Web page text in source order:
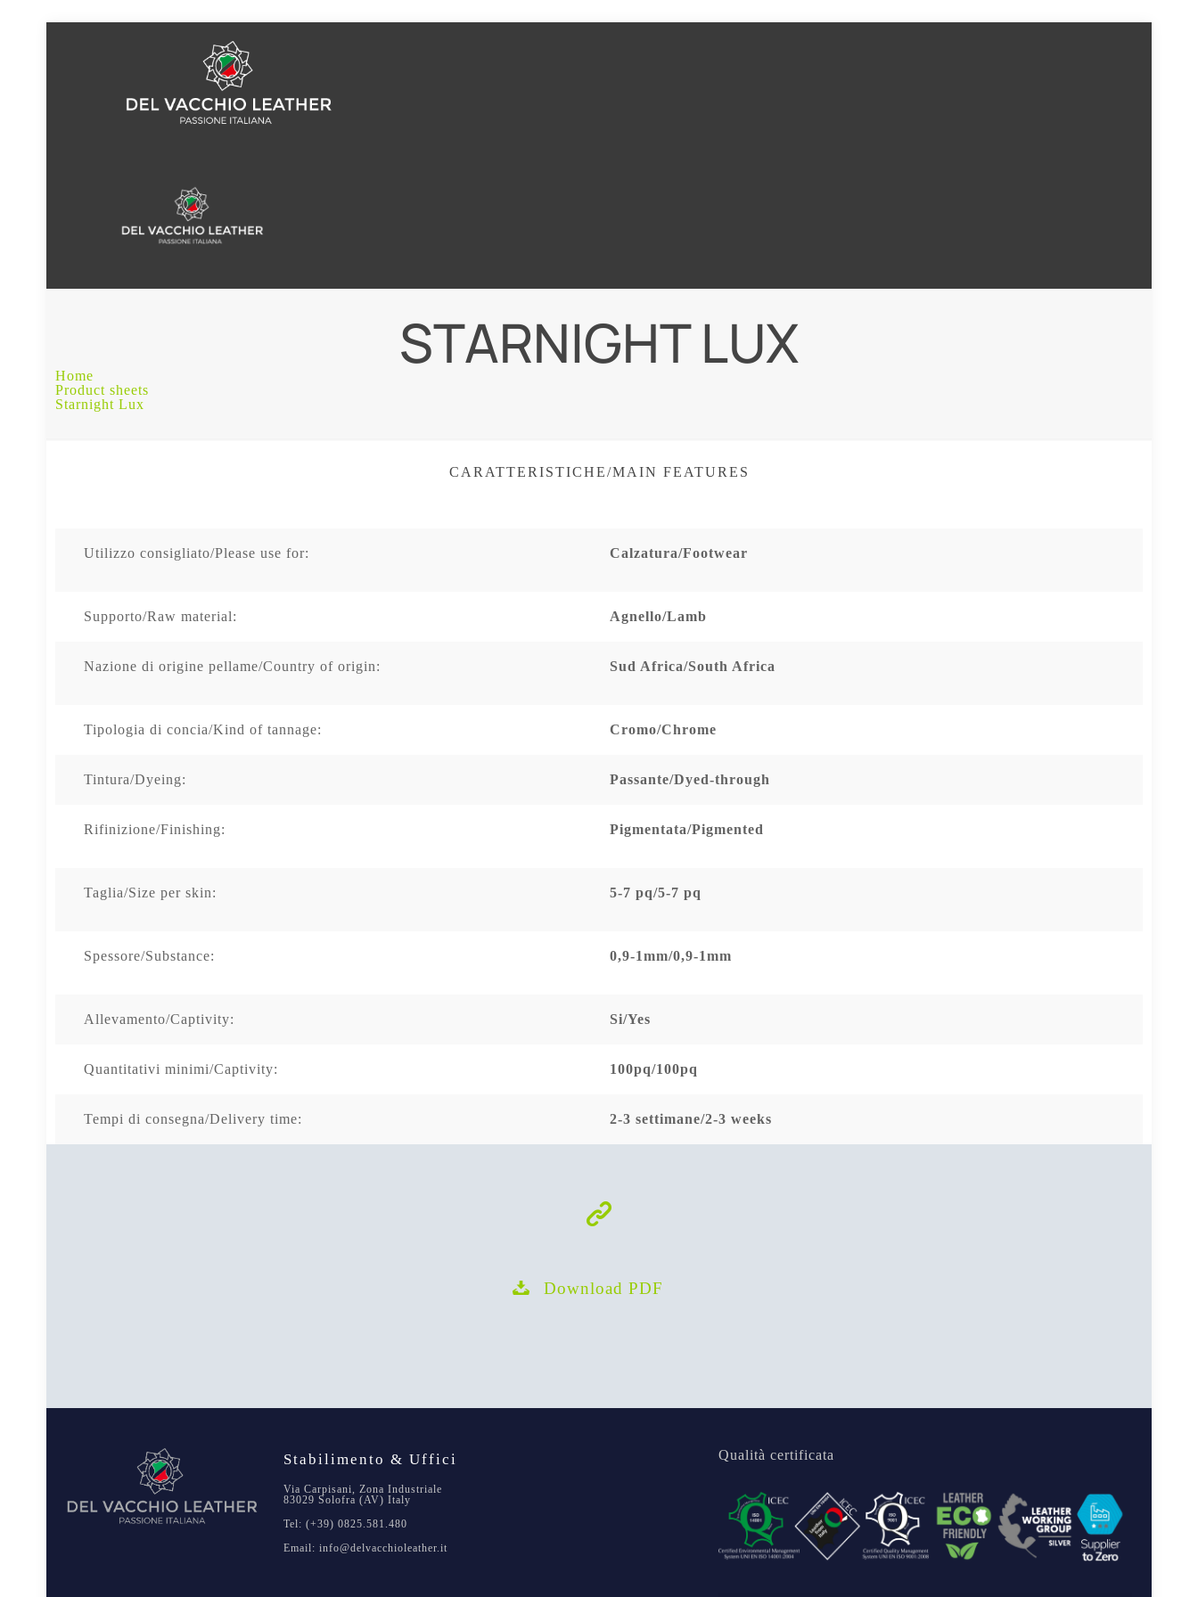
STARNIGHT LUX
Home
Product sheets
Starnight Lux
CARATTERISTICHE/MAIN FEATURES
Utilizzo consigliato/Please use for: Calzatura/Footwear
Supporto/Raw material: Agnello/Lamb
Nazione di origine pellame/Country of origin: Sud Africa/South Africa
Tipologia di concia/Kind of tannage: Cromo/Chrome
Tintura/Dyeing: Passante/Dyed-through
Rifinizione/Finishing: Pigmentata/Pigmented
Taglia/Size per skin: 5-7 pq/5-7 pq
Spessore/Substance: 0,9-1mm/0,9-1mm
Allevamento/Captivity: Si/Yes
Quantitativi minimi/Captivity: 100pq/100pq
Tempi di consegna/Delivery time: 2-3 settimane/2-3 weeks
Download PDF
Stabilimento & Uffici
Via Carpisani, Zona Industriale
83029 Solofra (AV) Italy
Tel: (+39) 0825.581.480
Email: info@delvacchioleather.it
Qualità certificata